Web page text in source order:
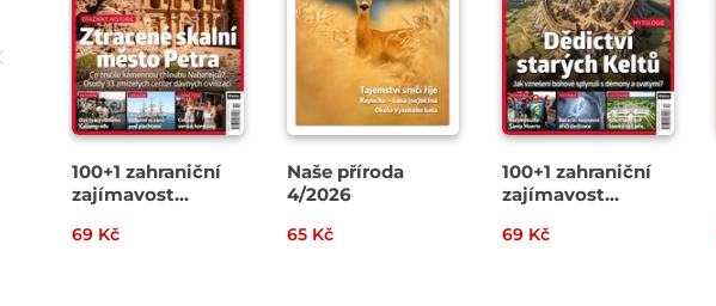
100+1 zahraniční
zajímavost
69 Kč
Naše příroda
4/2026
65 Kč
100+1 zahraniční
zajímavost
69 Kč